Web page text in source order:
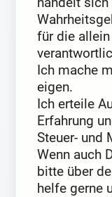
für die
Ich mache
eigen.
Ich erteile
Erfahrung
Steuer- und
Wenn auch
bitte über
helfe gerne